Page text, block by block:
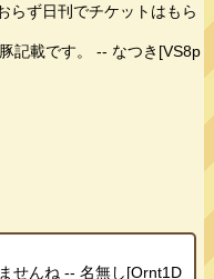
らず日刊でチケットはもら
記載です。 -- なつき[VS8p
せんね -- 名無し[Ornt1D